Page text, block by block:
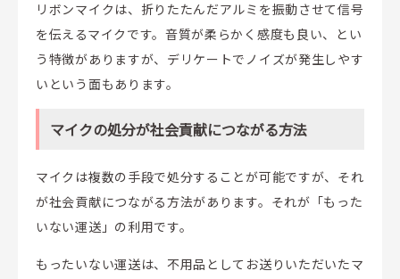
リボンマイクは、折りたたんだアルミを振動させて信号
を伝えるマイクです。音質が柔らかく感度も良い、とい
う特徴がありますが、デリケートでノイズが発生しやす
いという面もあります。
マイクの処分が社会貢献につながる方法
マイクは複数の手段で処分することが可能ですが、それ
が社会貢献につながる方法があります。それが「もった
いない運送」の利用です。
もったいない運送は、不用品としてお送りいただいたマ